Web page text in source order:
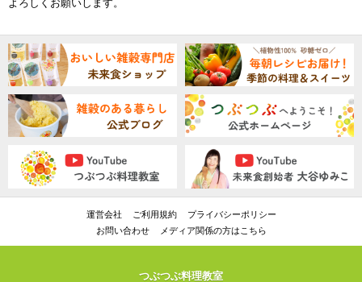
運営会社 ご利用規約
プライバシーポリシー
お問い合わせ
メディア関係の方はこちら
つぶつぶ料理教室